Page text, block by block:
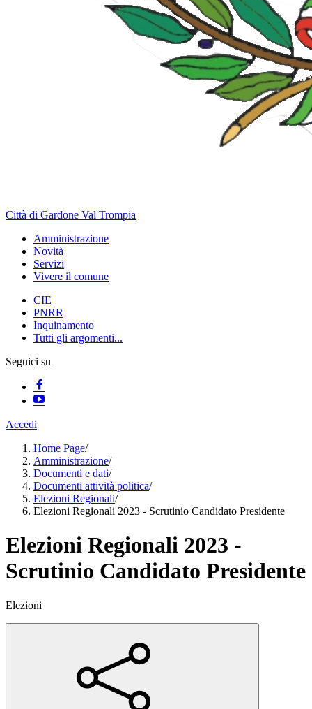
Città di Gardone Val Trompia
Amministrazione
Novità
Servizi
Vivere il comune
CIE
PNRR
Inquinamento
Tutti gli argomenti...
Seguici su
Accedi
Home Page/
Amministrazione/
Documenti e dati/
Documenti attività politica/
Elezioni Regionali/
Elezioni Regionali 2023 - Scrutinio Candidato Presidente
Elezioni Regionali 2023 -
Scrutinio Candidato Presidente
Elezioni